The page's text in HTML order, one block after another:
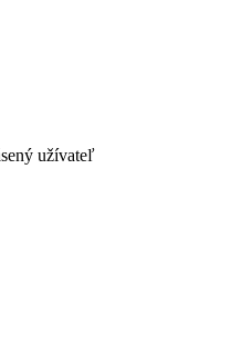
užívateľ